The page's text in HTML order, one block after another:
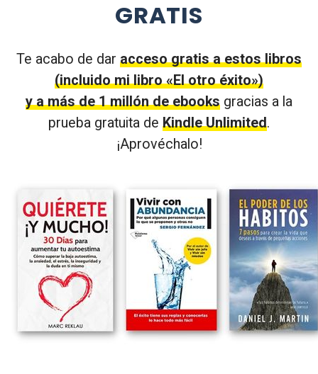
GRATIS
Te acabo de dar acceso gratis a estos libros
(incluido mi libro «El otro éxito»)
y a más de 1 millón de ebooks gracias a la
prueba gratuita de Kindle Unlimited.
¡Aprovéchalo!